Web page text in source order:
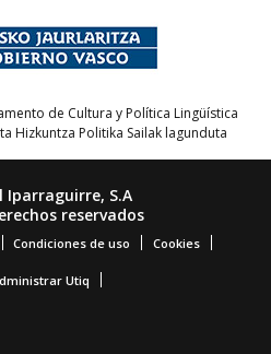
de Cultura y Política Lingüística
Hizkuntza Politika Sailak lagunduta
S.A
reservados
Condiciones de uso Cookies
Utiq